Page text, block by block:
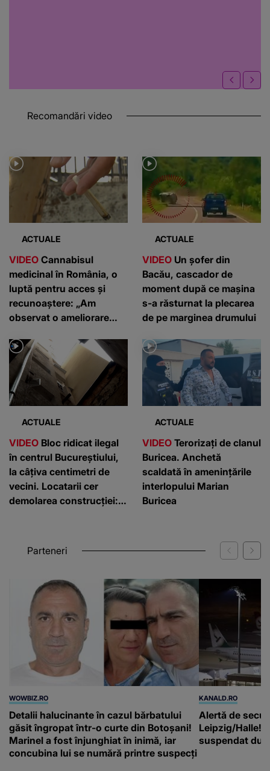
Recomandări video
ACTUALE
VIDEO Cannabisul
medicinal în România, o
luptă pentru acces și
recunoaștere: „Am
observat o ameliorare
ACTUALE
VIDEO Un șofer din
Bacău, cascador de
moment după ce mașina
s-a răsturnat la plecarea
de pe marginea drumului
ACTUALE
VIDEO Bloc ridicat ilegal
în centrul Bucureștiului,
la câțiva centimetri de
vecini. Locatarii cer
demolarea construcției:
ACTUALE
VIDEO Terorizați de clanul
Buricea. Anchetă
scaldată în amenințările
interlopului Marian
Buricea
Parteneri
WOWBIZ.RO
Detalii halucinante în cazul bărbatului
găsit îngropat într-o curte din Botoșani!
Marinel a fost înjunghiat în inimă, iar
concubina lui se numără printre suspecți
KANALD.RO
Alertă de
Leipzig/Halle!
suspendat